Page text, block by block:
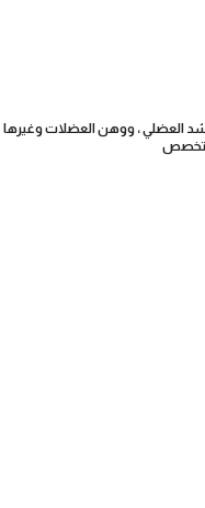
العضلي ، ووهن العضلات وغيرها
متخصص